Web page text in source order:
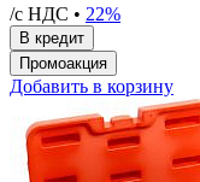
/с НДС • 22%
Добавить в корзину